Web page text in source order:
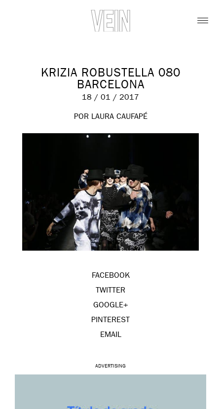
KRIZIA ROBUSTELLA 080
BARCELONA
18 / 01 / 2017
POR LAURA CAUFAPÉ
FACEBOOK
TWITTER
GOOGLE+
PINTEREST
EMAIL
ADVERTISING